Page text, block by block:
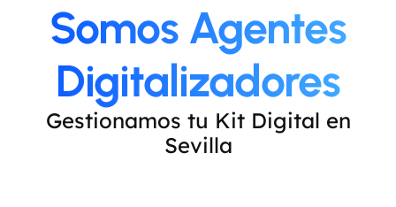
Somos Agentes
Digitalizadores
Gestionamos tu Kit Digital en
Sevilla